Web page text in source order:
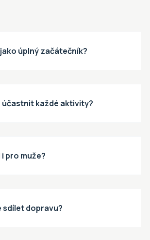
úplný začátečník?
účastnit každé aktivity?
pro muže?
sdílet dopravu?